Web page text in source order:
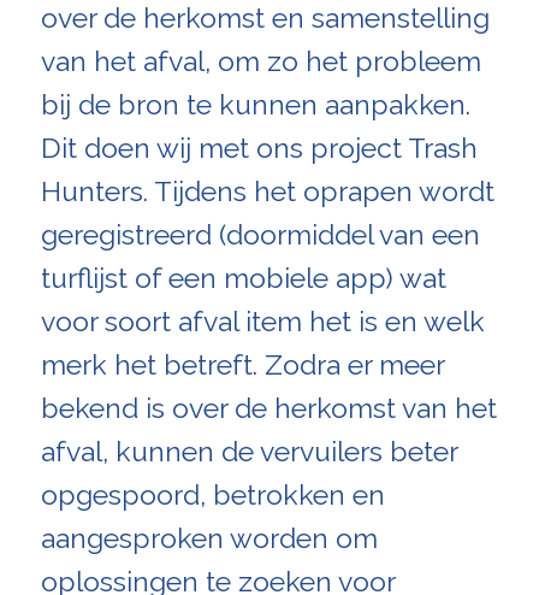
over de herkomst en samenstelling
van het afval, om zo het probleem
bij de bron te kunnen aanpakken.
Dit doen wij met ons project Trash
Hunters. Tijdens het oprapen wordt
geregistreerd (doormiddel van een
turflijst of een mobiele app) wat
voor soort afval item het is en welk
merk het betreft. Zodra er meer
bekend is over de herkomst van het
afval, kunnen de vervuilers beter
opgespoord, betrokken en
aangesproken worden om
oplossingen te zoeken voor